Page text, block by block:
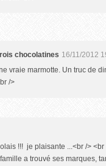
chocolatines 16/11/2012
vraie marmotte. Un truc de
/>
!!! je plaisante ...<br />
a trouvé ses marques,